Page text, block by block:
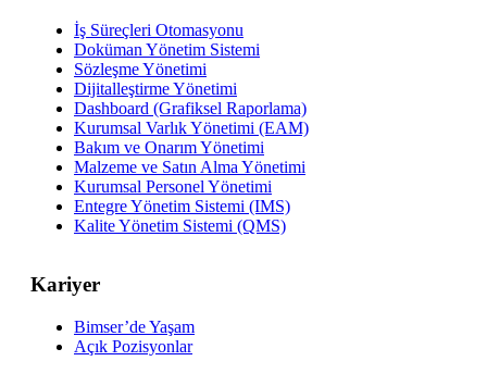
İş Süreçleri Otomasyonu
Doküman Yönetim Sistemi
Sözleşme Yönetimi
Dijitalleştirme Yönetimi
Dashboard (Grafiksel Raporlama)
Kurumsal Varlık Yönetimi (EAM)
Bakım ve Onarım Yönetimi
Malzeme ve Satın Alma Yönetimi
Kurumsal Personel Yönetimi
Entegre Yönetim Sistemi (IMS)
Kalite Yönetim Sistemi (QMS)
Kariyer
Bimser’de Yaşam
Açık Pozisyonlar